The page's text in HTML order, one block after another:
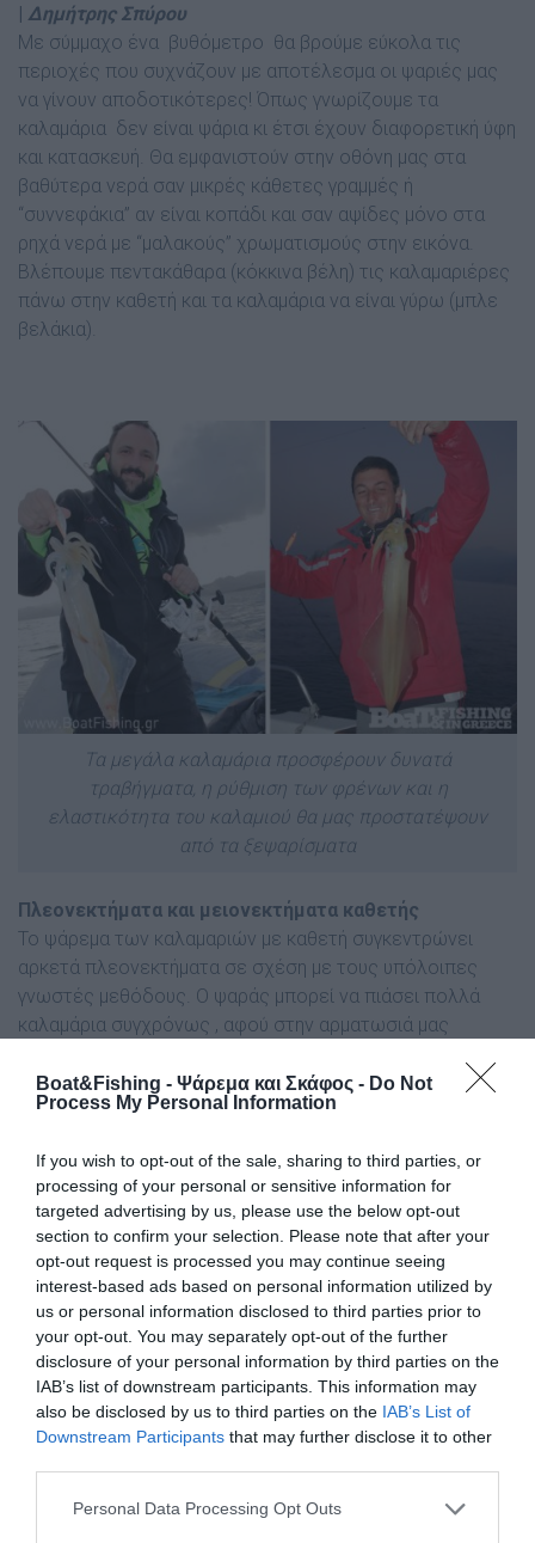
Boat&Fishing - Ψάρεμα και Σκάφος - Do Not
Process My Personal Information
If you wish to opt-out of the sale, sharing to third parties, or
processing of your personal or sensitive information for
targeted advertising by us, please use the below opt-out
section to confirm your selection. Please note that after your
opt-out request is processed you may continue seeing
interest-based ads based on personal information utilized by
us or personal information disclosed to third parties prior to
your opt-out. You may separately opt-out of the further
disclosure of your personal information by third parties on the
IAB’s list of downstream participants. This information may
also be disclosed by us to third parties on the IAB’s List of
Downstream Participants that may further disclose it to other
Personal Data Processing Opt Outs
| Δημήτρης Σπύρου
Με σύμμαχο ένα βυθόμετρο θα βρούμε εύκολα τις
περιοχές που συχνάζουν με αποτέλεσμα οι ψαριές μας
να γίνουν αποδοτικότερες! Όπως γνωρίζουμε τα
καλαμάρια δεν είναι ψάρια κι έτσι έχουν διαφορετική ύφη
και κατασκευή. Θα εμφανιστούν στην οθόνη μας στα
βαθύτερα νερά σαν μικρές κάθετες γραμμές ή
“συννεφάκια” αν είναι κοπάδι και σαν αψίδες μόνο στα
ρηχά νερά με “μαλακούς’’ χρωματισμούς στην εικόνα.
Βλέπουμε πεντακάθαρα (κόκκινα βέλη) τις καλαμαριέρες
πάνω στην καθετή και τα καλαμάρια να είναι γύρω (μπλε
βελάκια).
Τα μεγάλα καλαμάρια προσφέρουν δυνατά
τραβήγματα, η ρύθμιση των φρένων και η
ελαστικότητα του καλαμιού θα μας προστατέψουν
από τα ξεψαρίσματα
Πλεονεκτήματα και μειονεκτήματα καθετής
Το ψάρεμα των καλαμαριών με καθετή συγκεντρώνει
αρκετά πλεονεκτήματα σε σχέση με τους υπόλοιπες
γνωστές μεθόδους. Ο ψαράς μπορεί να πιάσει πολλά
καλαμάρια συγχρόνως , αφού στην αρματωσιά μας
συγκεκριμένη τεχνική αποδίδει καλύτερα σε κοπαδιαστά
καλαμάρια, αφού τα πολλά δολώματα υπερτερούν
καλαμάρια ανάλογα του αριθμού τους. Ο γνώστης των
τόπων αλλά και του βυθομέτρου πηγαίνει στο καλό
σημείο και ρίχνει την αρματωσιά του εκεί που πρέπει, με
σχεδόν σίγουρα αποτελέσματα. Δε δυσκολευόμαστε να
ψαρέψουμε σε μεγάλα βάθη, οπότε είναι ο
καταλληλότερος τρόπος για ημερήσια ψαρέματα και για
ψαρέματα εκτός σεζόν (Σεπτεμβρίου-Φεβρουαρίου),
όταν δηλαδή τα καλαμάρια είναι στα βαθιά. Μπορούν σε
ένα σκάφος να ψαρέψουν πολλά άτομα μαζί χωρίς
ιδιαίτερο πρόβλημα. Δεν έχει δυσκολίες. Ακόμη και ο
μειονεκτήματα της τεχνικής είναι ελάχιστα συγκρινόμενα